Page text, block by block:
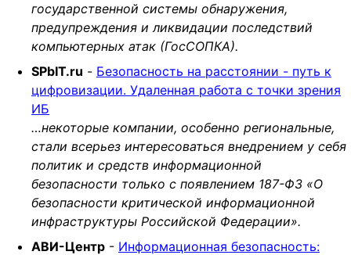
государственной системы обнаружения,
предупреждения и ликвидации последствий
компьютерных атак (ГосСОПКА).
SPbIT.ru - Безопасность на расстоянии - путь к
цифровизации. Удаленная работа с точки зрения
ИБ
…некоторые компании, особенно региональные,
стали всерьез интересоваться внедрением у себя
политик и средств информационной
безопасности только с появлением 187-ФЗ «О
безопасности критической информационной
инфраструктуры Российской Федерации».
АВИ-Центр - Информационная безопасность: